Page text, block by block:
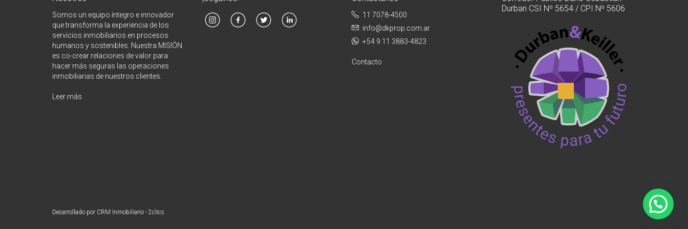
Somos un equipo íntegro e innovador
que transforma la experiencia de los
servicios inmobiliarios en procesos
humanos y sostenibles. Nuestra MISIÓN
es co-crear relaciones de valor para
hacer más seguras las operaciones
inmobiliarias de nuestros clientes.
Leer más
11 7078-4500
info@dkprop.com.ar
+54 9 11 3883-4823
Contacto
Durban CSI Nº 5654 / CPI Nº 5606
Desarrollado por CRM Inmobiliario - 2clics